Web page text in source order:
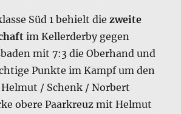
Süd 1 behielt diezweite
im Kellerderby gegen
mit 7:3 die Oberhand und
Punkte im Kampf um den
/ Schenk / Norbert
obere Paarkreuz mit Helmut